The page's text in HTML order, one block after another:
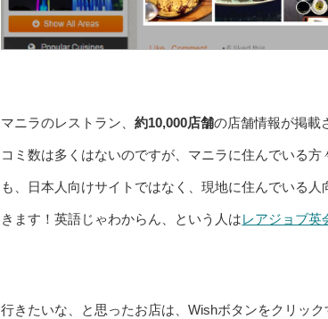
マニラのレストラン、約10,000店舗の店舗情報が掲載
コミ数は多くはないのですが、マニラに住んでいる
も、日本人向けサイトではなく、現地に住んでいる
きます！英語じゃわからん、という人はレアジョブ英
行きたいな、と思ったお店は、Wishボタンをクリッ